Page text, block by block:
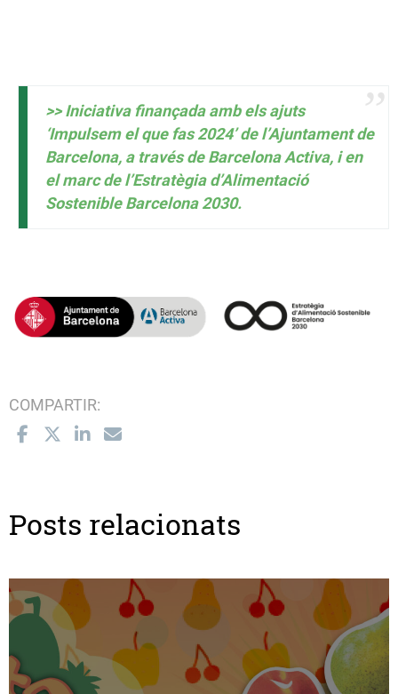
>> Iniciativa finançada amb els ajuts
‘Impulsem el que fas 2024’ de l’Ajuntament de
Barcelona, a través de Barcelona Activa, i en
el marc de l’Estratègia d’Alimentació
Sostenible Barcelona 2030.
COMPARTIR:
Posts relacionats